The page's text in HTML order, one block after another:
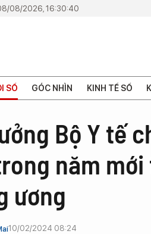
08/08/2026, 16:30:40
SỐ GÓC NHÌN KINH TẾ SỐ
Bộ Y tế
năm mới
ương
10/02/2024 08:24